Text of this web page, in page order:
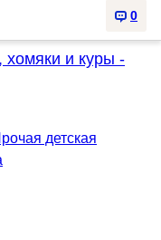
0
и куры -
детская